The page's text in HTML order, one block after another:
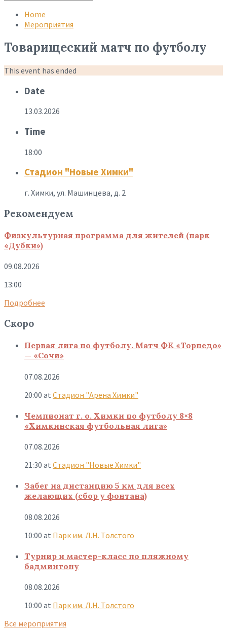
search
Home
Мероприятия
Товарищеский матч по футболу
This event has ended
Date
13.03.2026
Time
18:00
Стадион "Новые Химки"
г. Химки, ул. Машинцева, д. 2
Рекомендуем
Физкультурная программа для жителей (парк
«Дубки»)
09.08.2026
13:00
Подробнее
Скоро
Первая лига по футболу. Матч ФК «Торпедо»
— «Сочи»
07.08.2026
20:00 at Стадион "Арена Химки"
Чемпионат г. о. Химки по футболу 8×8
«Химкинская футбольная лига»
07.08.2026
21:30 at Стадион "Новые Химки"
Забег на дистанцию 5 км для всех
желающих (сбор у фонтана)
08.08.2026
10:00 at Парк им. Л.Н. Толстого
Турнир и мастер-класс по пляжному
бадминтону
08.08.2026
10:00 at Парк им. Л.Н. Толстого
Все мероприятия